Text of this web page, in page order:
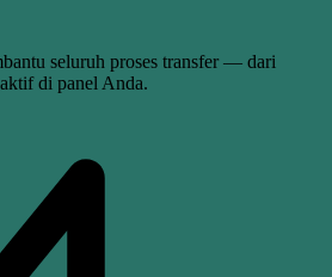
seluruh proses transfer — dari
di panel Anda.